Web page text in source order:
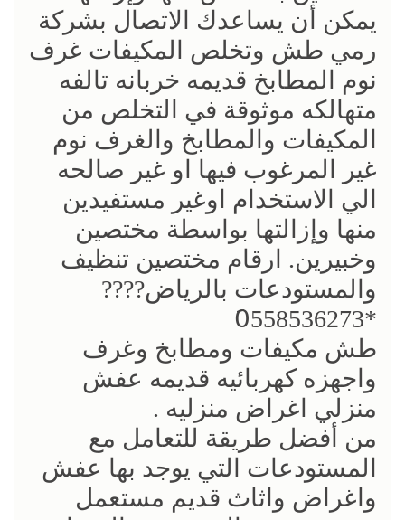
يمكن أن يساعدك الاتصال بشركة
رمي طش وتخلص المكيفات غرف
نوم المطابخ قديمه خربانه تالفه
متهالكه موثوقة في التخلص من
المكيفات والمطابخ والغرف نوم
غير المرغوب فيها او غير صالحه
الي الاستخدام اوغير مستفيدين
منها وإزالتها بواسطة مختصين
وخبيرين. ارقام مختصين تنظيف
والمستودعات بالرياض????
*0َ558536273
طش مكيفات ومطابخ وغرف
واجهزه كهربائيه قديمه عفش
منزلي اغراض منزليه .
من أفضل طريقة للتعامل مع
المستودعات التي يوجد بها عفش
واغراض واثاث قديم مستعمل